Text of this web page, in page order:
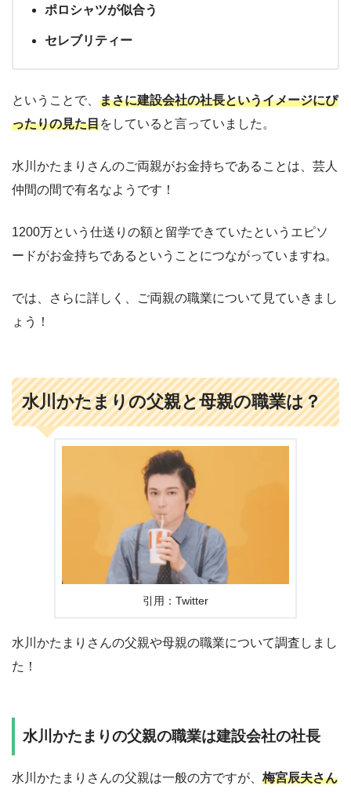
ポロシャツが似合う
セレブリティー
ということで、 まさに建設会社の社長というイメージにぴ
ったりの見た目をしていると言っていました。
水川かたまりさんのご両親がお金持ちであることは、芸人
仲間の間で有名なようです！
1200万という仕送りの額と留学できていたというエピソ
ードがお金持ちであるということにつながっていますね。
では、さらに詳しく、ご両親の職業について見ていきまし
ょう！
水川かたまりの父親と母親の職業は？
引用：Twitter
水川かたまりさんの父親や母親の職業について調査しまし
た！
水川かたまりの父親の職業は建設会社の社長
水川かたまりさんの父親は一般の方ですが、 梅宮辰夫さん